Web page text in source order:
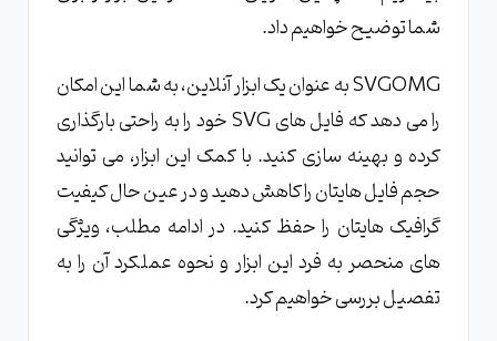
شما توضیح خواهیم داد.
SVGOMG به عنوان یک ابزار آنلاین، به شما این امکان
را می دهد که فایل های SVG خود را به راحتی بارگذاری
کرده و بهینه سازی کنید. با کمک این ابزار، می توانید
حجم فایل هایتان را کاهش دهید و در عین حال کیفیت
گرافیک هایتان را حفظ کنید. در ادامه مطلب، ویژگی
های منحصر به فرد این ابزار و نحوه عملکرد آن را به
تفصیل بررسی خواهیم کرد.